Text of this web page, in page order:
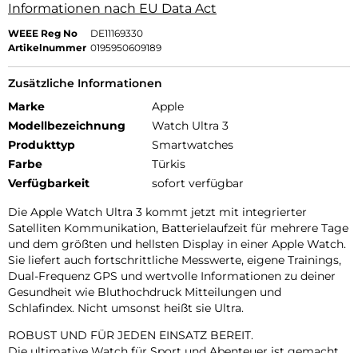
Informationen nach EU Data Act
WEEE Reg No
DE11169330
Artikelnummer 0195950609189
Zusätzliche Informationen
Marke
Apple
Modellbezeichnung
Watch Ultra 3
Produkttyp
Smartwatches
Farbe
Türkis
Verfügbarkeit
sofort verfügbar
Die Apple Watch Ultra 3 kommt jetzt mit integrierter
Satelliten Kommunikation, Batterielaufzeit für mehrere Tage
und dem größten und hellsten Display in einer Apple Watch.
Sie liefert auch fortschrittliche Messwerte, eigene Trainings,
Dual-Frequenz GPS und wertvolle Informationen zu deiner
Gesundheit wie Bluthochdruck Mitteilungen und
Schlafindex. Nicht umsonst heißt sie Ultra.
ROBUST UND FÜR JEDEN EINSATZ BEREIT.
Die ultimative Watch für Sport und Abenteuer ist gemacht,